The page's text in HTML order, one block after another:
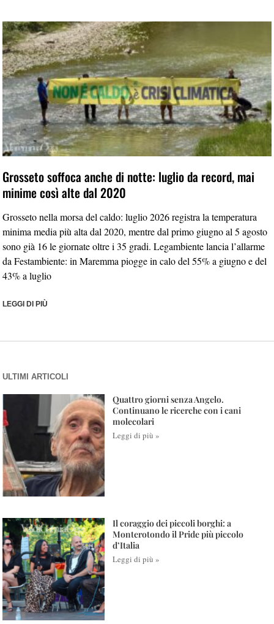
Grosseto soffoca anche di notte: luglio da record, mai
minime così alte dal 2020
Grosseto nella morsa del caldo: luglio 2026 registra la temperatura
minima media più alta dal 2020, mentre dal primo giugno al 5 agosto
sono già 16 le giornate oltre i 35 gradi. Legambiente lancia l’allarme
da Festambiente: in Maremma piogge in calo del 55% a giugno e del
43% a luglio
LEGGI DI PIÙ
ULTIMI ARTICOLI
Quattro giorni senza Angelo.
Continuano le ricerche con i cani
molecolari
Leggi di più »
Il coraggio dei piccoli borghi: a
Monterotondo il Pride più piccolo
d’Italia
Leggi di più »